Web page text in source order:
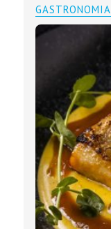
GASTRONOMIA